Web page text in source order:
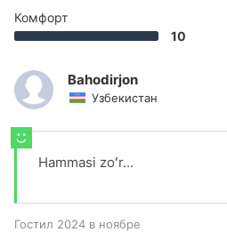
Комфорт
10
Bahodirjon
Узбекистан
Hammasi zoʻr...
Гостил 2024 в ноябре